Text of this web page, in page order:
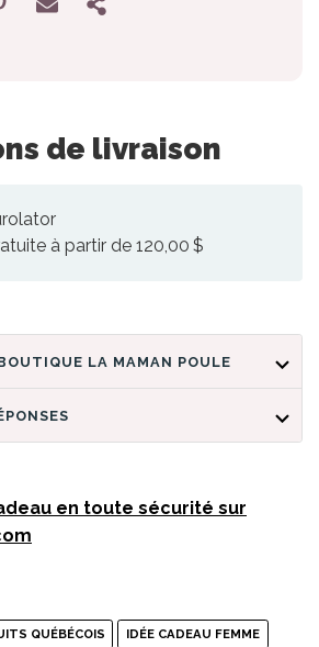
de livraison
à partir de 120,00 $
DÉCOUVREZ LA BOUTIQUE LA MAMAN POULE
en toute sécurité sur
QUÉBÉCOIS IDÉE CADEAU FEMME